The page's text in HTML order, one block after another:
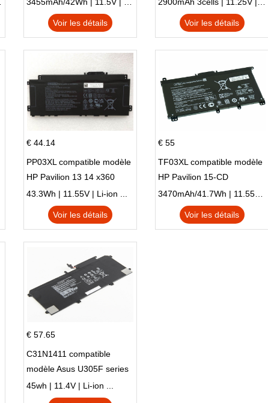
Voir les détails
X540S
Voir les détails
€ 44.14
PP03XL compatible modèle
HP Pavilion 13 14 x360
L83388-AC1 L83388-421
HSTNN-LB8S M01118-421
M01144-005 13-BB 14-DV
43.3Wh | 11.55V | Li-ion ...
Voir les détails
€ 55
TF03XL compatible modèle
HP Pavilion 15-CD
Voir les détails
€ 57.65
C31N1411 compatible
modèle Asus U305F series
45wh | 11.4V | Li-ion ...